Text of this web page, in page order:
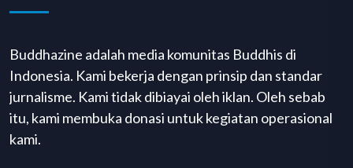
Buddhazine adalah media komunitas Buddhis di
Indonesia. Kami bekerja dengan prinsip dan standar
jurnalisme. Kami tidak dibiayai oleh iklan. Oleh sebab
itu, kami membuka donasi untuk kegiatan operasional
kami.